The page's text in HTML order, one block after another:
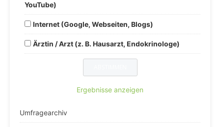
YouTube)
Internet (Google, Webseiten, Blogs)
Ärztin / Arzt (z. B. Hausarzt, Endokrinologe)
Ergebnisse anzeigen
Umfragearchiv